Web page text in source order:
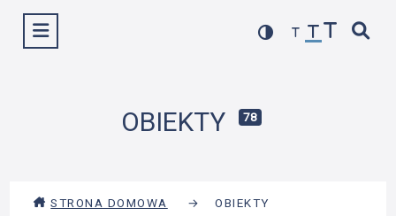
Wyświetl menu
OBIEKTY 78
STRONA DOMOWA → OBIEKTY